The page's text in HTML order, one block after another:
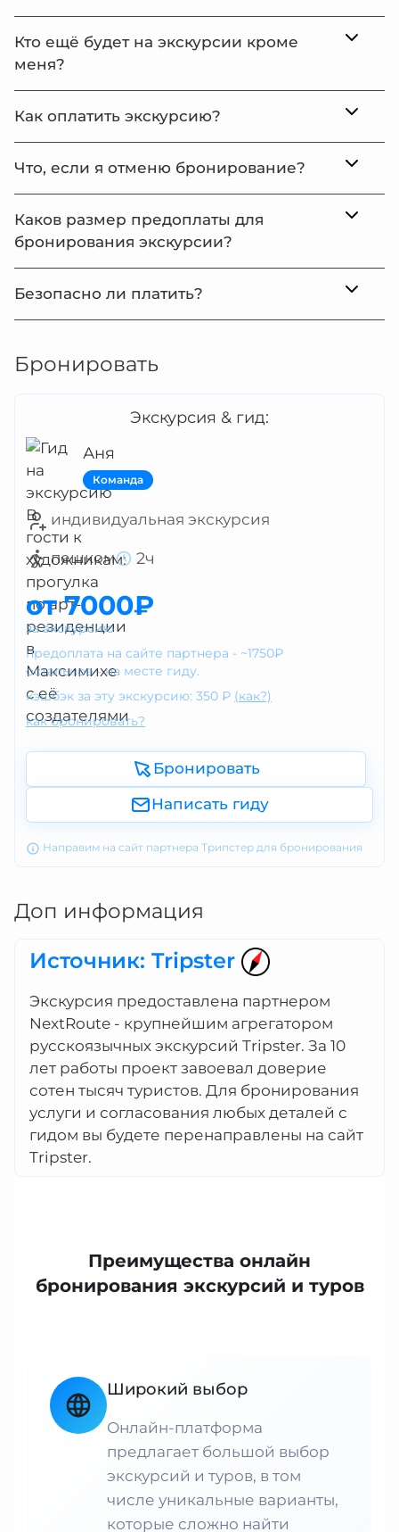
Кто ещё будет на экскурсии кроме
меня?
Как оплатить экскурсию?
Что, если я отменю бронирование?
Каков размер предоплаты для
бронирования экскурсии?
Безопасно ли платить?
Бронировать
Экскурсия & гид:
Аня
Команда
индивидуальная экскурсия
пешком 2ч
от 7000₽
за экскурсию
предоплата на сайте партнера - ~1750₽
остальное - на месте гиду.
кэшбэк за эту экскурсию: 350 ₽ (как?)
как бронировать?
Бронировать
Написать гиду
Направим на сайт партнера Трипстер для бронирования
Доп информация
Источник: Tripster
Экскурсия предоставлена партнером
NextRoute - крупнейшим агрегатором
русскоязычных экскурсий Tripster. За 10
лет работы проект завоевал доверие
сотен тысяч туристов. Для бронирования
услуги и согласования любых деталей с
гидом вы будете перенаправлены на сайт
Tripster.
Преимущества онлайн
бронирования экскурсий и туров
Широкий выбор
Онлайн-платформа
предлагает большой выбор
экскурсий и туров, в том
числе уникальные варианты,
которые сложно найти